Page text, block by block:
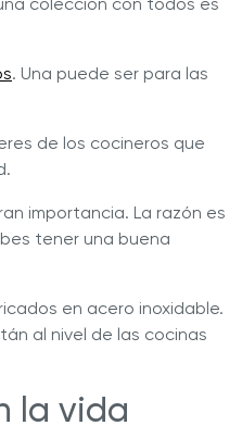
. Una puede ser para las
de los cocineros que
importancia. La razón es
tener una buena
en acero inoxidable.
al nivel de las cocinas
la vida